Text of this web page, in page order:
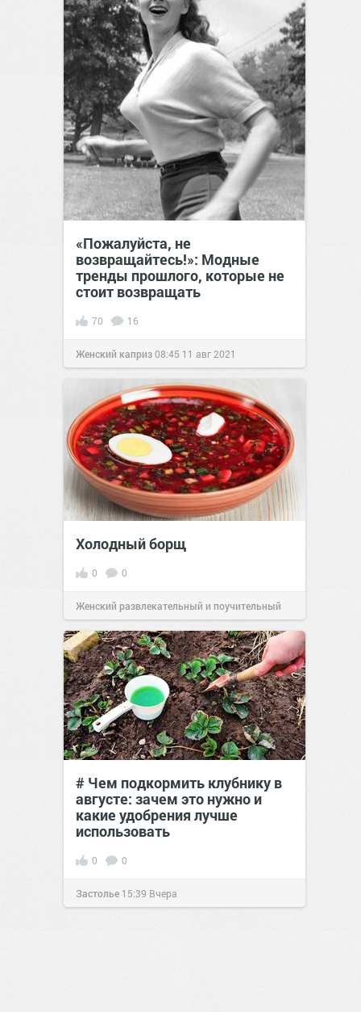
«Пожалуйста, не
возвращайтесь!»: Модные
тренды прошлого, которые не
стоит возвращать
70 16
Женский каприз08:45 11 авг 2021
Холодный борщ
0 0
Женский развлекательный и поучительный
сайт.23:08Вчера
# Чем подкормить клубнику в
августе: зачем это нужно и
какие удобрения лучше
использовать
0 0
Застолье 15:39 Вчера